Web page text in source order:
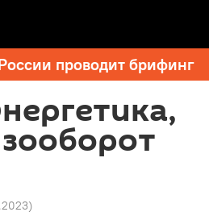
проводит брифинг
)